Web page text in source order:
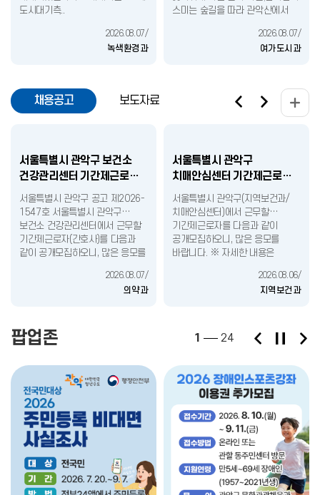
도시대기측..
2026.08.07/
녹색환경과
스미는 숲길을 따라 관악산에서
2026.08.07/
여가도시과
채용공고
서울특별시 관악구 보건소
건강관리센터 기간제근로자
(간호사) 채용 재공고..
서울특별시 관악구 공고 제2026-
1547호 서울특별시 관악구
보건소 건강관리센터에서 근무할
기간제근로자(간호사)를 다음과
같이 공개모집하오니, 많은 응모를
2026.08.07/
의약과
서울특별시 관악구
치매안심센터 기간제근로자
채용 공고..
서울특별시 관악구(지역보건과/
치매안심센터)에서 근무할
기간제근로자를 다음과 같이
공개모집하오니, 많은 응모를
바랍니다. ※ 자세한 내용은
2026년 8월 7일 서울특별시2026.08.06/
지역보건과
보도자료
팝업존 1 24